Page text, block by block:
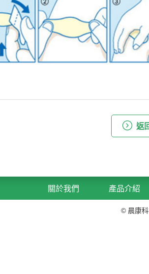
返
關於我們 產品介紹
© 晨康